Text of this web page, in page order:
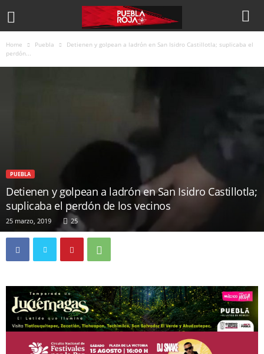
Home Puebla
Detienen y golpean a ladrón en San Isidro Castillotla; suplicaba el
perdón...
PUEBLA
Detienen y golpean a ladrón en San Isidro Castillotla;
suplicaba el perdón de los vecinos
25 marzo, 2019 25